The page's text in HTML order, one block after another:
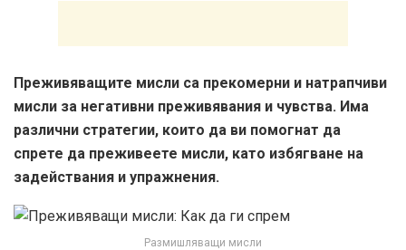
Преживяващите мисли са прекомерни и натрапчиви
мисли за негативни преживявания и чувства. Има
различни стратегии, които да ви помогнат да
спрете да преживеете мисли, като избягване на
задействания и упражнения.
Размишляващи мисли